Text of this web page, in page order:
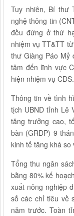
Tuy nhiên, Bí thư
nghệ thông tin
đều đứng ở thứ
nhiệm vụ TT&TT
thư Giàng Páo Mỷ
tâm đến lĩnh vực
hiện nhiệm vụ CĐS.
Thông tin về tình
tịch UBND tỉnh Lê
tăng trưởng cao,
bàn (GRDP) 9
kinh tế tăng khá
Tổng thu ngân
bằng 80% kế
xuất nông nghiệp
số các chỉ tiêu về
năm trước. Toàn